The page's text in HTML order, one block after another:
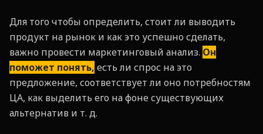
Для того чтобы определить, стоит ли выводить
продукт на рынок и как это успешно сделать,
важно провести маркетинговый анализ. Он
поможет понять, есть ли спрос на это
предложение, соответствует ли оно потребностям
ЦА, как выделить его на фоне существующих
альтернатив и т. д.